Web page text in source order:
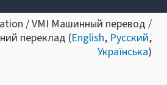
/ VMI Машинный перевод /
переклад (English, Русский,
Українська)